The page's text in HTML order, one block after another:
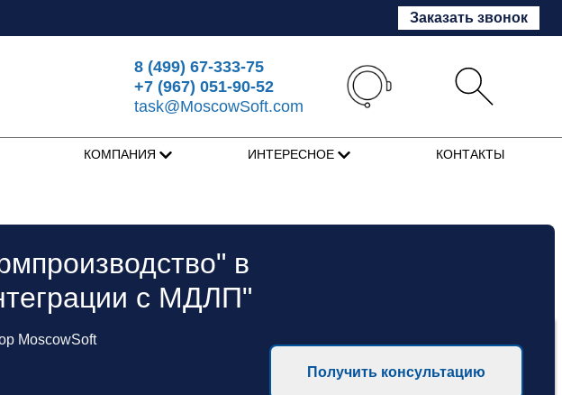
Заказать звонок
8 (499) 67-333-75
+7 (967) 051-90-52
task@MoscowSoft.com
КОМПАНИЯ ИНТЕРЕСНОЕ КОНТАКТЫ
в
с МДЛП"
MoscowSoft
Получить консультацию